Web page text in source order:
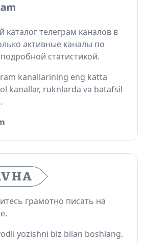
телеграм каналов в
активные каналы по
статистикой.
kanallarining eng katta
kanallar, ruknlarda va batafsil
грамотно писать на
yozishni biz bilan boshlang.